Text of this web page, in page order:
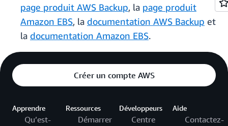
page produit AWS Backup, la page produit
Amazon EBS, la documentation AWS Backup et
la documentation Amazon EBS.
Créer un compte AWS
Apprendre
Qu’est-
Ressources
Démarrer
Développeurs
Centre
Aide
Contactez-